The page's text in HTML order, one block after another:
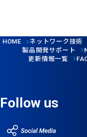
HOME ネットワーク技術
製品開発サポート
更新情報一覧
Follow us